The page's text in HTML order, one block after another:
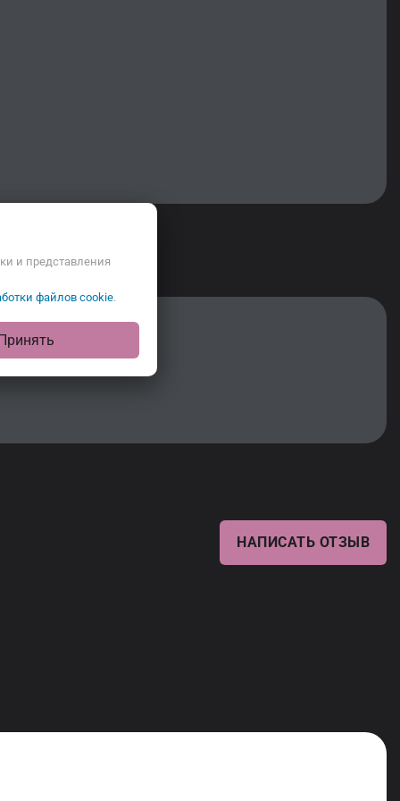
НАПИСАТЬ ОТЗЫВ
и представления
файлов cookie.